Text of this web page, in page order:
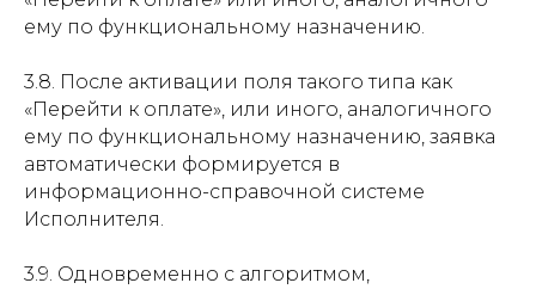
ему по функциональному назначению.
3.8. После активации поля такого типа как
«Перейти к оплате», или иного, аналогичного
ему по функциональному назначению, заявка
автоматически формируется в
информационно-справочной системе
Исполнителя.
3.9. Одновременно с алгоритмом,